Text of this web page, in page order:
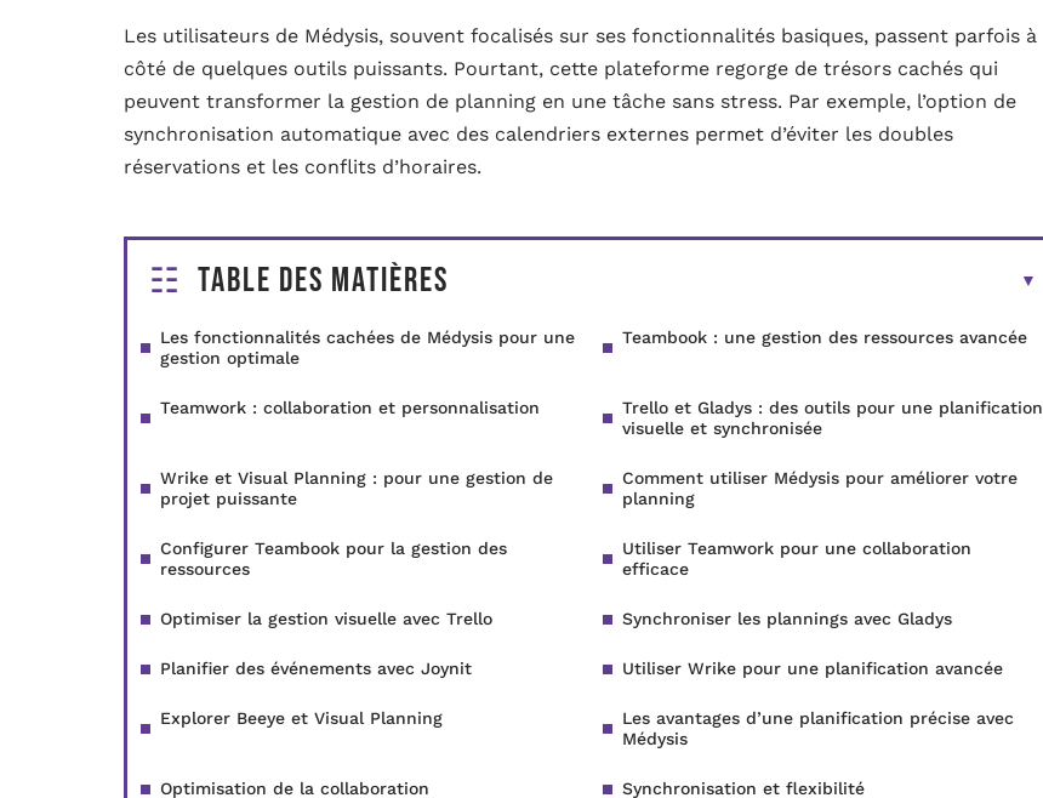
Les utilisateurs de Médysis, souvent focalisés sur ses fonctionnalités basiques, passent parfois à
côté de quelques outils puissants. Pourtant, cette plateforme regorge de trésors cachés qui
peuvent transformer la gestion de planning en une tâche sans stress. Par exemple, l’option de
synchronisation automatique avec des calendriers externes permet d’éviter les doubles
réservations et les conflits d’horaires.
Table des matières
Les fonctionnalités cachées de Médysis pour une
gestion optimale
Teambook : une gestion des ressources avancée
Teamwork : collaboration et personnalisation
Trello et Gladys : des outils pour une planification
visuelle et synchronisée
Wrike et Visual Planning : pour une gestion de
projet puissante
Comment utiliser Médysis pour améliorer votre
planning
Configurer Teambook pour la gestion des
ressources
Utiliser Teamwork pour une collaboration
efficace
Optimiser la gestion visuelle avec Trello Synchroniser les plannings avec Gladys
Planifier des événements avec Joynit Utiliser Wrike pour une planification avancée
Explorer Beeye et Visual Planning
Les avantages d’une planification précise avec
Médysis
Optimisation de la collaboration Synchronisation et flexibilité